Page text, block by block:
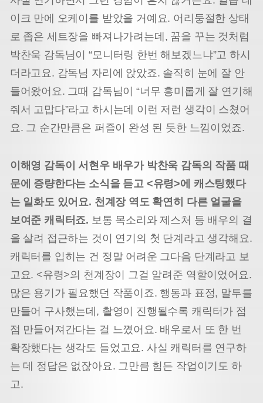
이크 만에 오케이를 받았을 거예요. 어리둥절한 상태
로 좁은 세트장을 빠져나가려는데, 꿈을 꾸는 것처럼
박찬욱 감독님이 “모니터링 한번 해보겠느냐”고 하시
더라고요. 감독님 자리에 앉았죠. 솔직히 눈에 잘 안
들어왔어요. 그때 감독님이 “너무 흥미롭게 잘 연기해
줘서 고맙다”라고 하시는데 이런 저런 생각이 스쳤어
요. 그 순간만큼은 퍼즐이 완성 된 듯한 느낌이었죠.
이해영 감독이 서현우 배우가 박찬욱 감독의 작품 때
문에 증량한다는 소식을 듣고 <유령>에 캐스팅했다
는 일화도 있어요. 천계장 역도 확연히 다른 얼굴을
보여준 캐릭터죠. 보통 목소리와 제스처 등 배우의 결
을 살려 접근하는 것이 연기의 첫 단계라고 생각해요.
캐릭터를 입히는 건 정말 어려운 그다음 단계라고 보
고요. <유령>의 천계장이 그걸 알려준 역할이었어요.
많은 용기가 필요했던 작품이죠. 행동과 표정, 말투를
만들어 구사했는데, 촬영이 진행될수록 캐릭터가 점
점 만들어져간다는 걸 느꼈어요. 배우로서 또 한 번
확장했다는 생각도 들었고요. 사실 캐릭터를 연구하
는 데 정답은 없잖아요. 그만큼 힘든 작업이기도 하
고.